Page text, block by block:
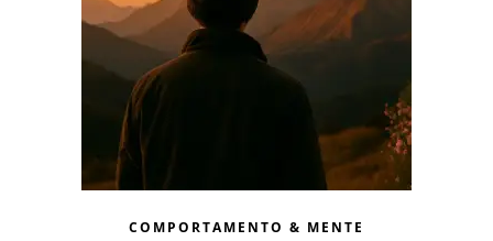
COMPORTAMENTO & MENTE